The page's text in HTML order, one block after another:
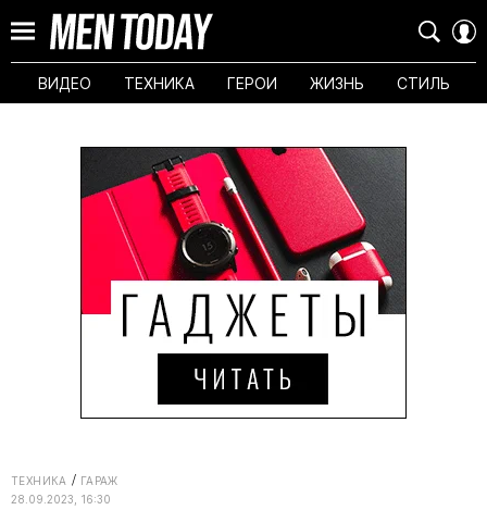
ВИДЕО ТЕХНИКА ГЕРОИ ЖИЗНЬ СТИЛЬ
ТЕХНИКА
ГАРАЖ
28.09.2023, 16:30